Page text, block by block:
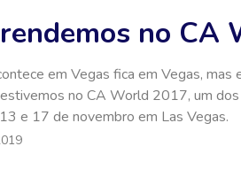
no CA
em Vegas fica em Vegas,
no CA World 2017, um
e 17 de novembro em Las Vegas.